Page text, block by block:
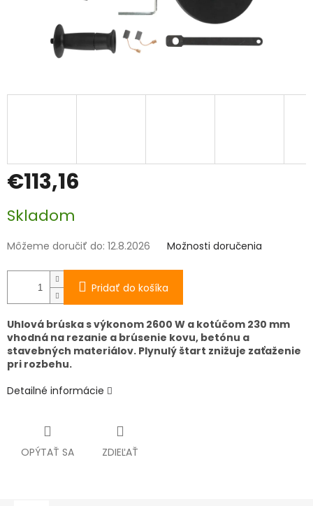
€113,16
cena:
Skladom
Môžeme doručiť do: 12.8.2026 Možnosti doručenia
Pridať do košíka
Uhlová brúska s výkonom 2600 W a kotúčom 230 mm
vhodná na rezanie a brúsenie kovu, betónu a
stavebných materiálov. Plynulý štart znižuje zaťaženie
pri rozbehu.
Detailné informácie
OPÝTAŤ SA ZDIEĽAŤ